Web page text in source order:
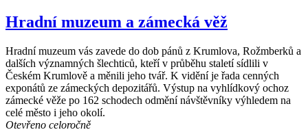
Hradní muzeum a zámecká věž
Hradní muzeum vás zavede do dob pánů z Krumlova, Rožmberků a
dalších významných šlechticů, kteří v průběhu staletí sídlili v
Českém Krumlově a měnili jeho tvář. K vidění je řada cenných
exponátů ze zámeckých depozitářů. Výstup na vyhlídkový ochoz
zámecké věže po 162 schodech odmění návštěvníky výhledem na
celé město i jeho okolí.
Otevřeno celoročně